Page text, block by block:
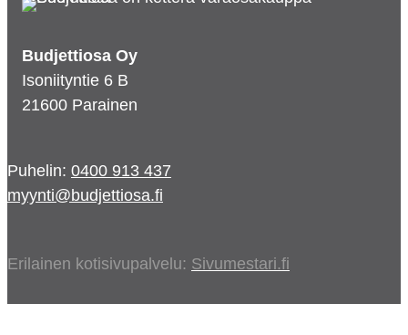
Budjettiosa Oy
Isoniityntie 6 B
21600 Parainen
Puhelin: 0400 913 437
myynti@budjettiosa.fi
Erilainen kotisivupalvelu: Sivumestari.fi